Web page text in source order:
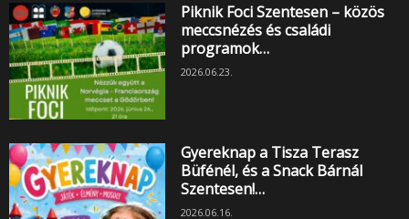
Piknik Foci Szentesen – közös
meccsnézés és családi
programok…
2026.06.23.
Gyereknap a Tisza Terasz
Büfénél, és a Snack Bárnál
Szentesen!…
2026.06.16.